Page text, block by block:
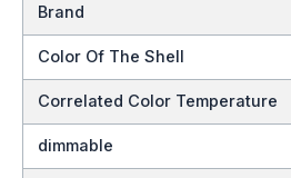
Brand
Color Of The Shell
Correlated Color Temperature
dimmable